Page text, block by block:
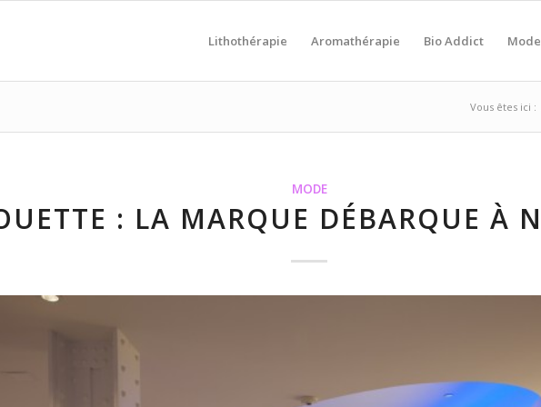
Lithothérapie Aromathérapie Bio Addict
Vous êtes ici :
MODE
: LA MARQUE DÉBARQUE À